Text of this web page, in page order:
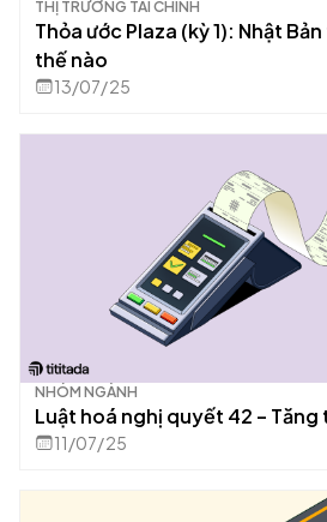
THỊ TRƯỜNG TÀI CHÍNH
Thỏa ước Plaza (kỳ 1): Nhật
thế nào
13/07/25
NHÓM NGÀNH
Luật hoá nghị quyết 42 – Tăng
11/07/25